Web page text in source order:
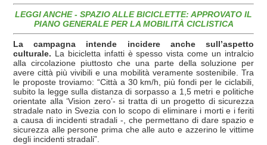
LEGGI ANCHE - SPAZIO ALLE BICICLETTE: APPROVATO IL
PIANO GENERALE PER LA MOBILITÀ CICLISTICA
La campagna intende incidere anche sull’aspetto
culturale. La bicicletta infatti è spesso vista come un intralcio
alla circolazione piuttosto che una parte della soluzione per
avere città più vivibili e una mobilità veramente sostenibile. Tra
le proposte troviamo: “Città a 30 km/h, più fondi per le ciclabili,
subito la legge sulla distanza di sorpasso a 1,5 metri e politiche
orientate alla ‘Vision zero’- si tratta di un progetto di sicurezza
stradale nato in Svezia con lo scopo di eliminare i morti e i feriti
a causa di incidenti stradali -, che permettano di dare spazio e
sicurezza alle persone prima che alle auto e azzerino le vittime
degli incidenti stradali”.